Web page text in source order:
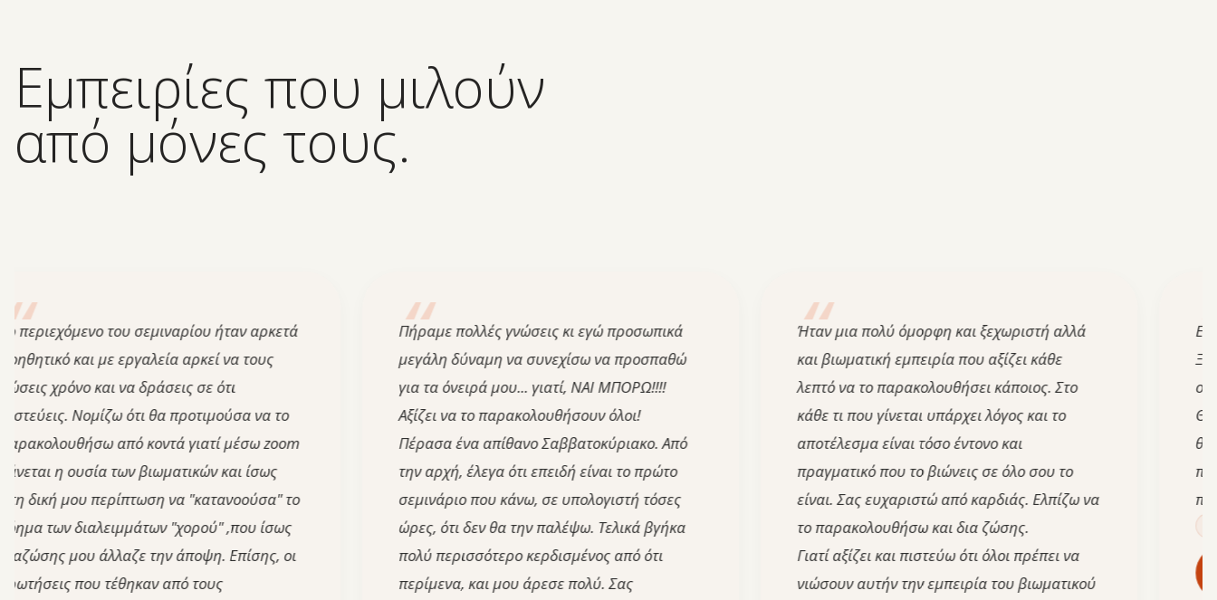
Εμπειρίες που μιλούν
από μόνες τους.
του σεμιναρίου ήταν αρκετά
και με εργαλεία αρκεί να τους
και να δράσεις σε ότι
Νομίζω ότι θα προτιμούσα να το
από κοντά γιατί μέσω zoom
η ουσία των βιωματικών και ίσως
μου περίπτωση να "κατανοούσα" το
διαλειμμάτων "χορού" ,που ίσως
μου άλλαζε την άποψη. Επίσης, οι
που τέθηκαν από τους
Πήραμε πολλές γνώσεις κι εγώ προσωπικά
μεγάλη δύναμη να συνεχίσω να προσπαθώ
για τα όνειρά μου... γιατί, ΝΑΙ ΜΠΟΡΩ!!!!
Αξίζει να το παρακολουθήσουν όλοι!
Πέρασα ένα απίθανο Σαββατοκύριακο. Από
την αρχή, έλεγα ότι επειδή είναι το πρώτο
σεμινάριο που κάνω, σε υπολογιστή τόσες
ώρες, ότι δεν θα την παλέψω. Τελικά βγήκα
πολύ περισσότερο κερδισμένος από ότι
περίμενα, και μου άρεσε πολύ. Σας
Ήταν μια πολύ όμορφη και ξεχωριστή αλλά
και βιωματική εμπειρία που αξίζει κάθε
λεπτό να το παρακολουθήσει κάποιος. Στο
κάθε τι που γίνεται υπάρχει λόγος και το
αποτέλεσμα είναι τόσο έντονο και
πραγματικό που το βιώνεις σε όλο σου το
είναι. Σας ευχαριστώ από καρδιάς. Ελπίζω να
το παρακολουθήσω και δια ζώσης.
Γιατί αξίζει και πιστεύω ότι όλοι πρέπει να
νιώσουν αυτήν την εμπειρία του βιωματικού
ορίζοντες.
Θα το
θεωρώ
πολλά
Η